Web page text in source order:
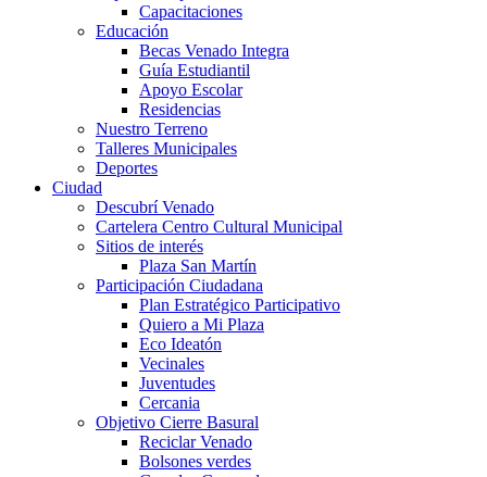
Capacitaciones
Educación
Becas Venado Integra
Guía Estudiantil
Apoyo Escolar
Residencias
Nuestro Terreno
Talleres Municipales
Deportes
Ciudad
Descubrí Venado
Cartelera Centro Cultural Municipal
Sitios de interés
Plaza San Martín
Participación Ciudadana
Plan Estratégico Participativo
Quiero a Mi Plaza
Eco Ideatón
Vecinales
Juventudes
Cercania
Objetivo Cierre Basural
Reciclar Venado
Bolsones verdes